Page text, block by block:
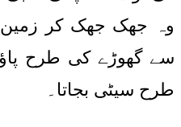
وہ جھک جھک کر زمین
سے گھوڑے کی طرح پاؤں
طرح سیٹی بجاتا۔